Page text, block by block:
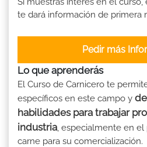
te dará información de primera
Pedir más
Lo que aprenderás
El Curso de Carnicero te
específicos en este campo y
habilidades para trabajar
industria, especialmente en
carne para su comercialización.